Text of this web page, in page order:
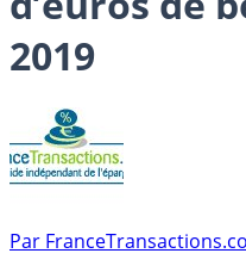
2019
Par